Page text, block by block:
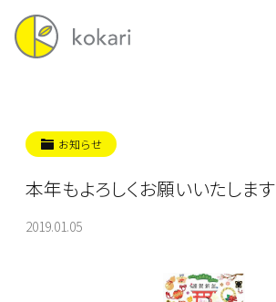
お知らせ
本年もよろしくお願いいたします
2019.01.05